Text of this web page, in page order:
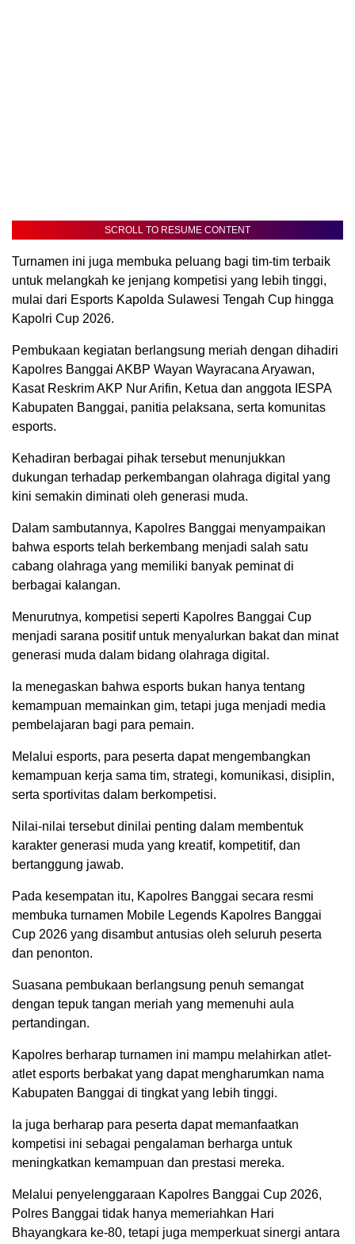
SCROLL TO RESUME CONTENT
Turnamen ini juga membuka peluang bagi tim-tim terbaik
untuk melangkah ke jenjang kompetisi yang lebih tinggi,
mulai dari Esports Kapolda Sulawesi Tengah Cup hingga
Kapolri Cup 2026.
Pembukaan kegiatan berlangsung meriah dengan dihadiri
Kapolres Banggai AKBP Wayan Wayracana Aryawan,
Kasat Reskrim AKP Nur Arifin, Ketua dan anggota IESPA
Kabupaten Banggai, panitia pelaksana, serta komunitas
esports.
Kehadiran berbagai pihak tersebut menunjukkan
dukungan terhadap perkembangan olahraga digital yang
kini semakin diminati oleh generasi muda.
Dalam sambutannya, Kapolres Banggai menyampaikan
bahwa esports telah berkembang menjadi salah satu
cabang olahraga yang memiliki banyak peminat di
berbagai kalangan.
Menurutnya, kompetisi seperti Kapolres Banggai Cup
menjadi sarana positif untuk menyalurkan bakat dan minat
generasi muda dalam bidang olahraga digital.
Ia menegaskan bahwa esports bukan hanya tentang
kemampuan memainkan gim, tetapi juga menjadi media
pembelajaran bagi para pemain.
Melalui esports, para peserta dapat mengembangkan
kemampuan kerja sama tim, strategi, komunikasi, disiplin,
serta sportivitas dalam berkompetisi.
Nilai-nilai tersebut dinilai penting dalam membentuk
karakter generasi muda yang kreatif, kompetitif, dan
bertanggung jawab.
Pada kesempatan itu, Kapolres Banggai secara resmi
membuka turnamen Mobile Legends Kapolres Banggai
Cup 2026 yang disambut antusias oleh seluruh peserta
dan penonton.
Suasana pembukaan berlangsung penuh semangat
dengan tepuk tangan meriah yang memenuhi aula
pertandingan.
Kapolres berharap turnamen ini mampu melahirkan atlet-
atlet esports berbakat yang dapat mengharumkan nama
Kabupaten Banggai di tingkat yang lebih tinggi.
Ia juga berharap para peserta dapat memanfaatkan
kompetisi ini sebagai pengalaman berharga untuk
meningkatkan kemampuan dan prestasi mereka.
Melalui penyelenggaraan Kapolres Banggai Cup 2026,
Polres Banggai tidak hanya memeriahkan Hari
Bhayangkara ke-80, tetapi juga memperkuat sinergi antara